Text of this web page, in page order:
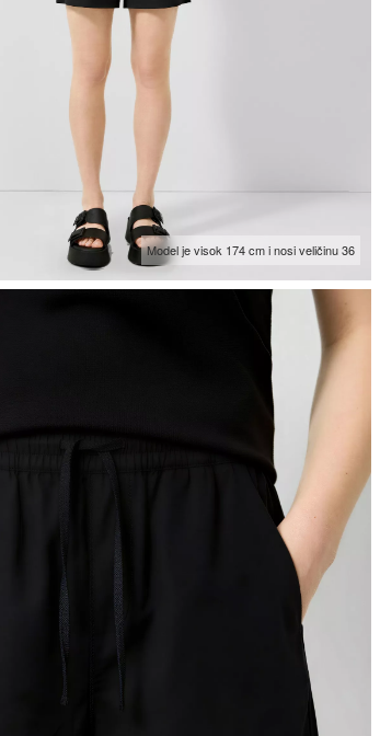
Model je visok 174 cm i nosi veličinu 36